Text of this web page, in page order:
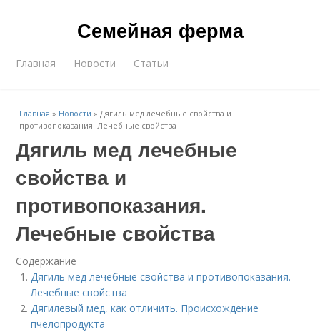
Семейная ферма
Главная Новости Статьи
Главная » Новости »Дягиль мед лечебные свойства и
противопоказания. Лечебные свойства
Дягиль мед лечебные
свойства и
противопоказания.
Лечебные свойства
Содержание
Дягиль мед лечебные свойства и противопоказания.
Лечебные свойства
Дягилевый мед, как отличить. Происхождение
пчелопродукта